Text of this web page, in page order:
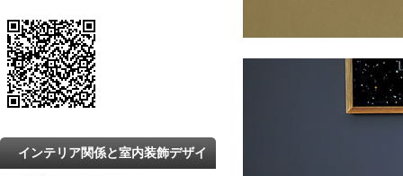
インテリア関係と室内装飾デザイ